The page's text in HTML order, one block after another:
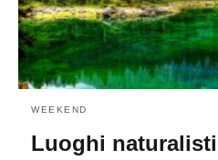
WEEKEND
Luoghi